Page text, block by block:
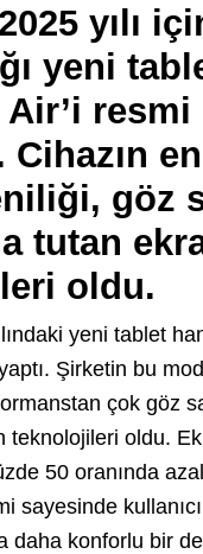
yılı
yeni
Air’i
göz
tutan
oldu.
yeni tablet
Şirketin bu
çok göz
teknolojileri oldu.
50 oranında
sayesinde
daha konforlu bir